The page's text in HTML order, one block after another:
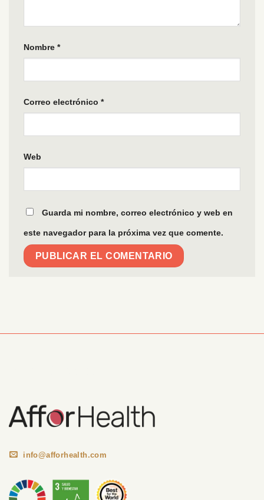
Nombre *
Correo electrónico *
Web
Guarda mi nombre, correo electrónico y web en
este navegador para la próxima vez que comente.
info@afforhealth.com